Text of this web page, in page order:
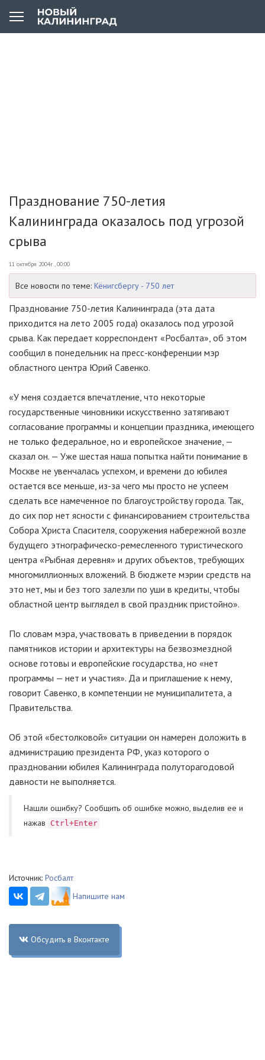
Празднование 750-летия
Калининграда оказалось под угрозой
срыва
11 октября 2004г., 00:00
Все новости по теме: Кёнигсбергу - 750 лет
Празднование 750-летия Калининграда (эта дата
приходится на лето 2005 года) оказалось под угрозой
срыва. Как передает корреспондент «Росбалта», об этом
сообщил в понедельник на пресс-конференции мэр
областного центра Юрий Савенко.
«У меня создается впечатление, что некоторые
государственные чиновники искусственно затягивают
согласование программы и концепции праздника, имеющего
не только федеральное, но и европейское значение, —
сказал он. — Уже шестая наша попытка найти понимание в
Москве не увенчалась успехом, и времени до юбилея
остается все меньше, из-за чего мы просто не успеем
сделать все намеченное по благоустройству города. Так,
до сих пор нет ясности с финансированием строительства
Собора Христа Спасителя, сооружения набережной возле
будущего этнографическо-ремесленного туристического
центра «Рыбная деревня» и других объектов, требующих
многомиллионных вложений. В бюджете мэрии средств на
это нет, мы и без того залезли по уши в кредиты, чтобы
областной центр выглядел в свой праздник пристойно».
По словам мэра, участвовать в приведении в порядок
памятников истории и архитектуры на безвозмездной
основе готовы и европейские государства, но «нет
программы — нет и участия». Да и приглашение к нему,
говорит Савенко, в компетенции не муниципалитета, а
Правительства.
Об этой «бестолковой» ситуации он намерен доложить в
администрацию президента РФ, указ которого о
праздновании юбилея Калининграда полуторагодовой
давности не выполняется.
Нашли ошибку? Cообщить об ошибке можно, выделив ее и
нажав
Ctrl+Enter
Источник: Росбалт
Напишите нам
Обсудить в Вконтакте